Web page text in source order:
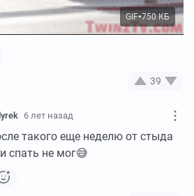
GIF●750 КБ
39
6 лет назад
такого еще неделю от стыда
спать не мог😅